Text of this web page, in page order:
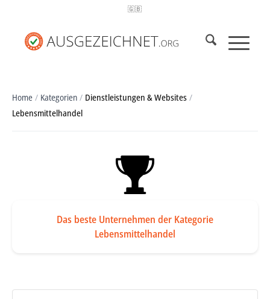
🇬🇧
Home / Kategorien / Dienstleistungen & Websites /
Lebensmittelhandel
Das beste Unternehmen der Kategorie
Lebensmittelhandel